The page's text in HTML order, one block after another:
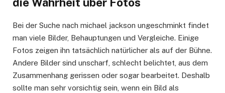
Bei der Suche nach michael jackson ungeschminkt findet
man viele Bilder, Behauptungen und Vergleiche. Einige
Fotos zeigen ihn tatsächlich natürlicher als auf der Bühne.
Andere Bilder sind unscharf, schlecht belichtet, aus dem
Zusammenhang gerissen oder sogar bearbeitet. Deshalb
sollte man sehr vorsichtig sein, wenn ein Bild als